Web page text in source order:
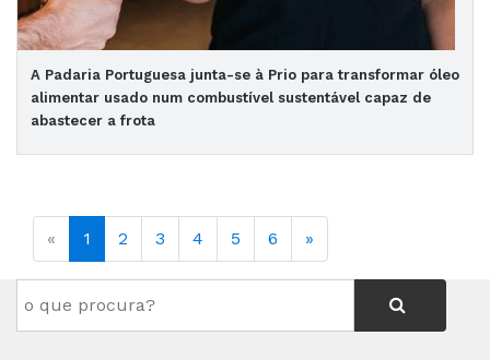
A Padaria Portuguesa junta-se à Prio para transformar óleo
alimentar usado num combustível sustentável capaz de
abastecer a frota
« 1 2 3 4 5 6 »